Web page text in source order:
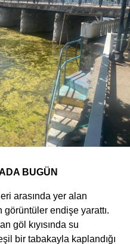
BUGÜN
arasında yer alan
görüntüler endişe yarattı.
göl kıyısında su
bir tabakayla kaplandığı